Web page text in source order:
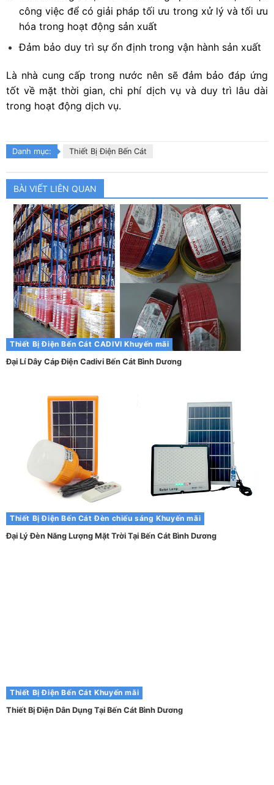
công việc để có giải pháp tối ưu trong xử lý và tối ưu
hóa trong hoạt động sản xuất
Đảm bảo duy trì sự ổn định trong vận hành sản xuất
Là nhà cung cấp trong nước nên sẽ đảm bảo đáp ứng
tốt về mặt thời gian, chi phí dịch vụ và duy trì lâu dài
trong hoạt động dịch vụ.
Danh mục: Thiết Bị Điện Bến Cát
BÀI VIẾT LIÊN QUAN
Thiết Bị Điện Bến Cát CADIVI Khuyến mãi
Đại Lí Dây Cáp Điện Cadivi Bến Cát Bình Dương
Thiết Bị Điện Bến Cát Đèn chiếu sáng Khuyến mãi
Đại Lý Đèn Năng Lượng Mặt Trời Tại Bến Cát Bình Dương
Thiết Bị Điện Bến Cát Khuyến mãi
Thiết Bị Điện Dân Dụng Tại Bến Cát Bình Dương